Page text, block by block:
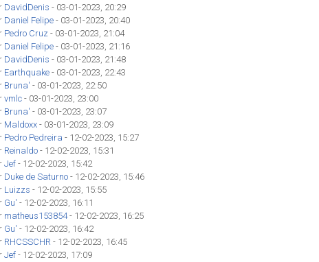
DavidDenis - 03-01-2023, 20:29
Daniel Felipe - 03-01-2023, 20:40
Pedro Cruz - 03-01-2023, 21:04
Daniel Felipe - 03-01-2023, 21:16
DavidDenis - 03-01-2023, 21:48
Earthquake - 03-01-2023, 22:43
Bruna' - 03-01-2023, 22:50
vmlc - 03-01-2023, 23:00
Bruna' - 03-01-2023, 23:07
Maldoxx - 03-01-2023, 23:09
Pedro Pedreira - 12-02-2023, 15:27
Reinaldo - 12-02-2023, 15:31
Jef - 12-02-2023, 15:42
Duke de Saturno - 12-02-2023, 15:46
Luizzs - 12-02-2023, 15:55
Gu' - 12-02-2023, 16:11
matheus153854- 12-02-2023, 16:25
Gu' - 12-02-2023, 16:42
RHCSSCHR - 12-02-2023, 16:45
Jef - 12-02-2023, 17:09